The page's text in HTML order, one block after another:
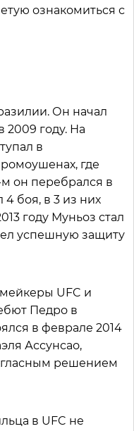
ознакомиться с
Он начал
2009 году. На
в
где
м он перебрался в
4 боя, в 3 из них
году Муньоз стал
успешную защиту
UFC и
Педро в
в феврале 2014
Ассунсао,
решением
в UFC не